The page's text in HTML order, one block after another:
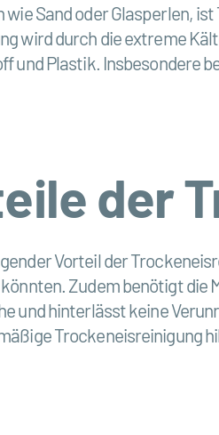
Sand oder Glasperlen,
wird durch die extreme
und Plastik. Insbesondere
der
Vorteil der
Zudem benötigt die
und hinterlässt keine
Trockeneisreinigung